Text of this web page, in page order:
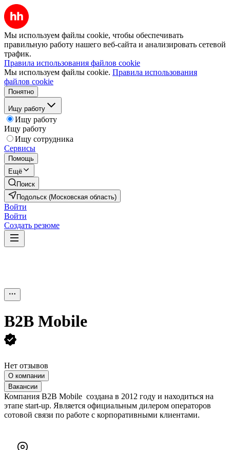
Мы используем файлы cookie, чтобы обеспечивать
правильную работу нашего веб-сайта и анализировать сетевой
трафик.
Правила использования файлов cookie
Мы используем файлы cookie. Правила использования
файлов cookie
Понятно
Ищу работу
Ищу работу
Ищу работу
Ищу сотрудника
Сервисы
Помощь
Ещё
Поиск
Подольск (Московская область)
Войти
Войти
Создать резюме
B2B Mobile
Нет отзывов
О компании
Вакансии
Компания B2B Mobile создана в 2012 году и находиться на
этапе start-up. Является официальным дилером операторов
сотовой связи по работе с корпоративными клиентами.